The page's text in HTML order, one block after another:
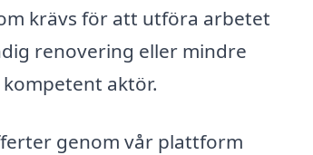
krävs för att utföra arbetet
renovering eller mindre
aktör.
genom vår plattform